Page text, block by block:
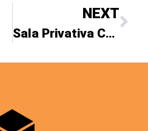
NEXT
Sala Privativa Capital: